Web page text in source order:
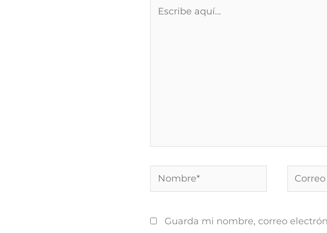
Nombre*
Correo
Guarda mi nombre, correo